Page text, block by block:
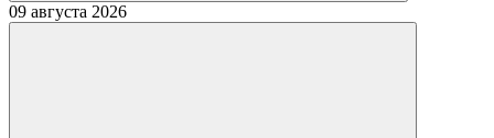
09 августа 2026